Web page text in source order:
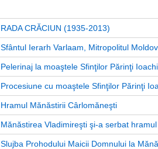
RADA CRĂCIUN (1935-2013)
Sfântul Ierarh Varlaam, Mitropolitul
Pelerinaj la moaştele Sfinţilor Părinţi
Procesiune cu moaştele Sfinţilor Părinţi
Hramul Mănăstirii Cârlomăneşti
Mănăstirea Vladimireşti şi-a serbat hramul
Slujba Prohodului Maicii Domnului la